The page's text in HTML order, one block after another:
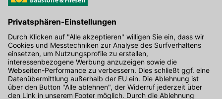
Hier gibt's die kostenlose App
Kontakt